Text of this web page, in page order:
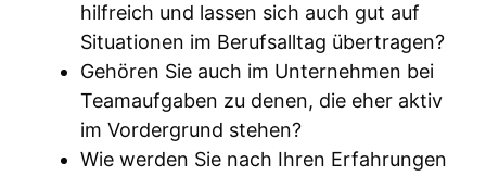
hilfreich und lassen sich auch gut auf
Situationen im Berufsalltag übertragen?
Gehören Sie auch im Unternehmen bei
Teamaufgaben zu denen, die eher aktiv
im Vordergrund stehen?
Wie werden Sie nach Ihren Erfahrungen